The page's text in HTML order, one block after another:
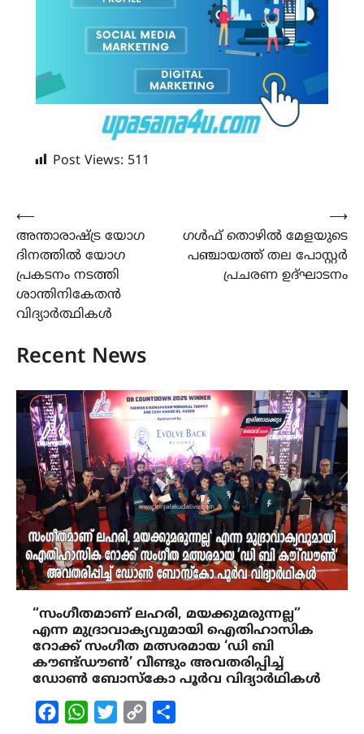
Post Views: 511
Post
navigation
⟵
അന്താരാഷ്ട്ര യോഗ
ദിനത്തിൽ യോഗ
പ്രകടനം നടത്തി
ശാന്തിനികേതൻ
വിദ്യാർത്ഥികൾ
ഗൾഫ് തൊഴിൽ മേളയുടെ
പഞ്ചായത്ത് തല പോസ്റ്റർ
പ്രചരണ ഉദ്‌ഘാടനം
⟶
Recent News
“സംഗീതമാണ് ലഹരി, മയക്കുമരുന്നല്ല”
എന്ന മുദ്രാവാക്യവുമായി ഐതിഹാസിക
റോക്ക് സംഗീത മത്സരമായ ‘ഡി ബി
കൗണ്ട്ഡൗൺ’ വീണ്ടും അവതരിപ്പിച്ച്
ഡോൺ ബോസ്‌കോ പൂർവ വിദ്യാർഥികൾ
FacebookWhatsAppTwitterCopy